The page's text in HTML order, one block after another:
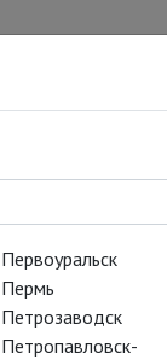
Первоуральск
Пермь
Петрозаводск
Петропавловск-